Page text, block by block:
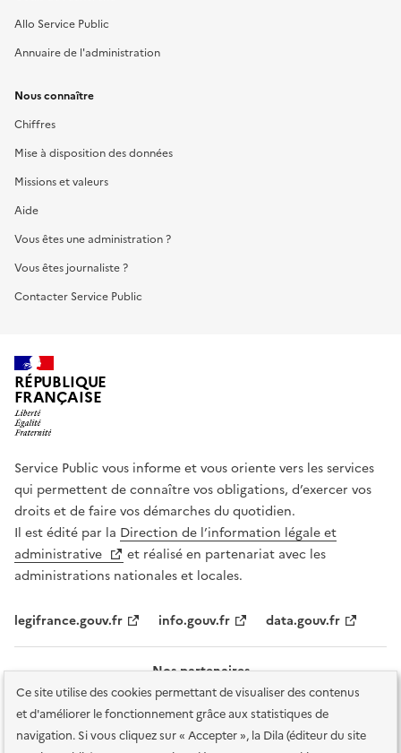
Ce site utilise des cookies permettant de visualiser des contenus
et d'améliorer le fonctionnement grâce aux statistiques de
navigation. Si vous cliquez sur « Accepter », la Dila (éditeur du site
Allo Service Public
Annuaire de l'administration
Nous connaître
Chiffres
Mise à disposition des données
Missions et valeurs
Aide
Vous êtes une administration ?
Vous êtes journaliste ?
Contacter Service Public
RÉPUBLIQUE
FRANÇAISE
Service Public vous informe et vous oriente vers les services
qui permettent de connaître vos obligations, d’exercer vos
droits et de faire vos démarches du quotidien.
Il est édité par la Direction de l’information légale et
administrative
et réalisé en partenariat avec les
administrations nationales et locales.
legifrance.gouv.fr info.gouv.fr data.gouv.fr
Nos partenaires